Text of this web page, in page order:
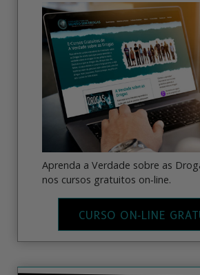
Aprenda a Verdade sobre as
nos cursos gratuitos on‑line.
CURSO ON‑LINE